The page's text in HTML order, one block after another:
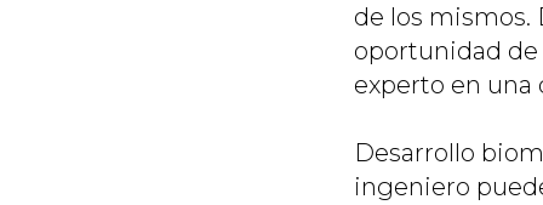
de los mismos.
oportunidad de
experto en una
Desarrollo
ingeniero